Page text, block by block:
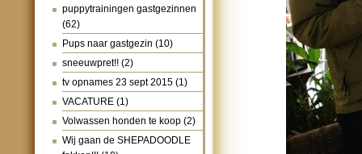
puppytrainingen gastgezinnen
(62)
Pups naar gastgezin (10)
sneeuwpret!! (2)
tv opnames 23 sept 2015 (1)
VACATURE (1)
Volwassen honden te koop (2)
Wij gaan de SHEPADOODLE